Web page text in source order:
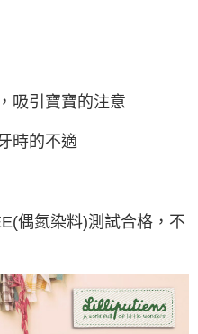
吸引寶寶的注意
時的不適
偶氮染料)測試合格，不